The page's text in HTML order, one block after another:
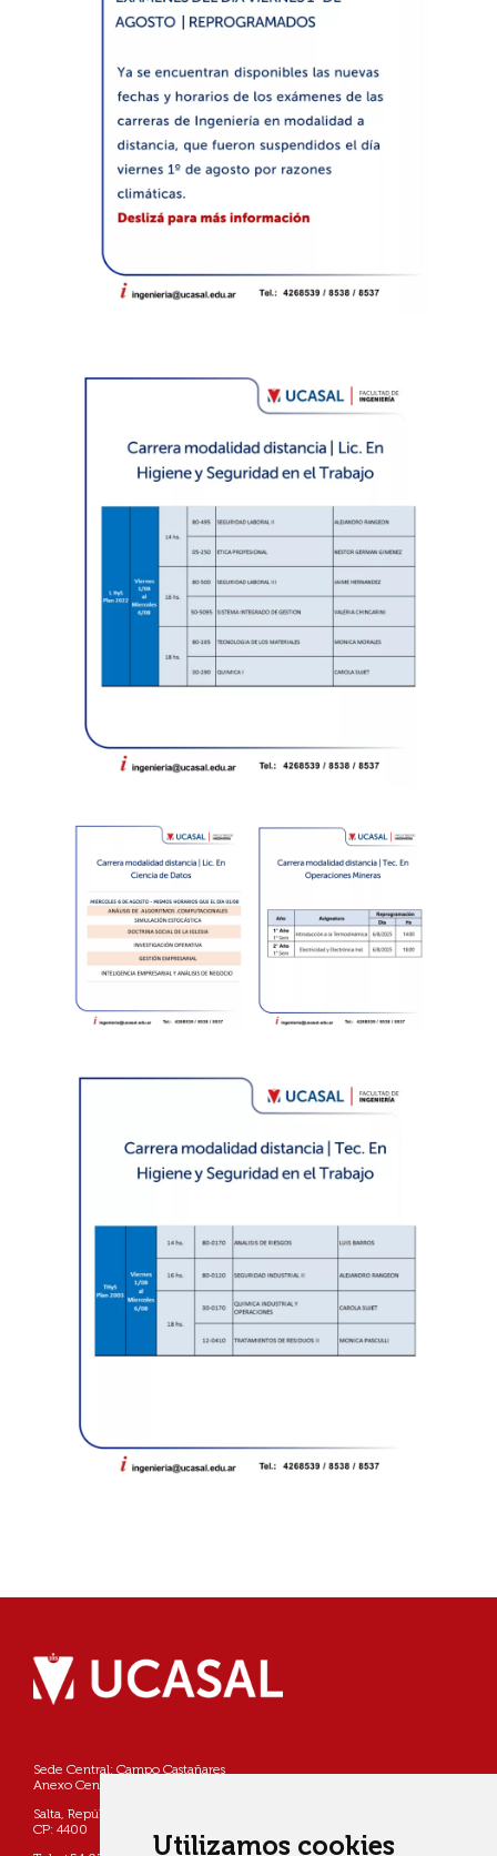
Utilizamos cookies
Sede Central: Campo Castañares
Anexo Centro: Pellegrini 790
Salta, República Argentina
CP: 4400